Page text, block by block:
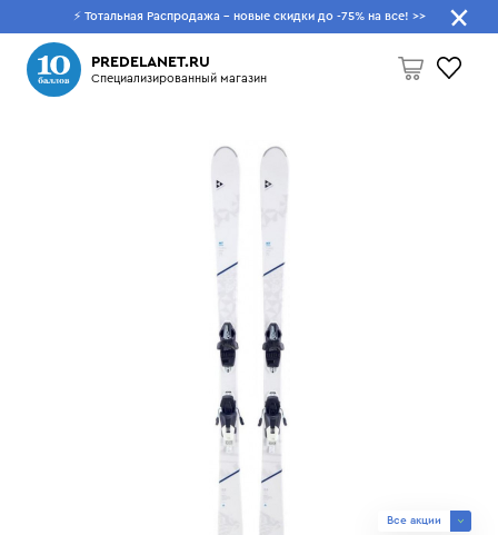
⚡ Тотальная Распродажа - новые скидки до -75% на все! >>
PREDELANET.RU
Специализированный магазин
Что будем искать?
Все акции